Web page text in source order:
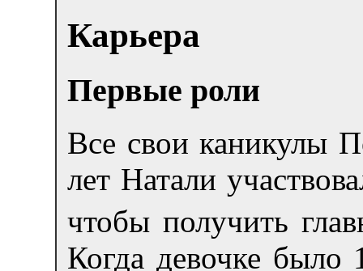
Карьера
Первые роли
Все свои каникулы
лет Натали
чтобы получить
Когда девочке